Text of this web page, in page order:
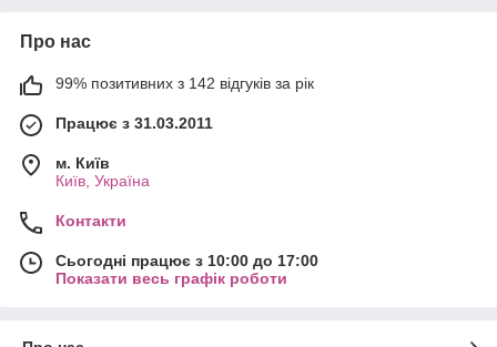
Про нас
99% позитивних з 142 відгуків за рік
Працює з 31.03.2011
м. Київ
Київ, Україна
Контакти
Сьогодні працює з 10:00 до 17:00
Показати весь графік роботи